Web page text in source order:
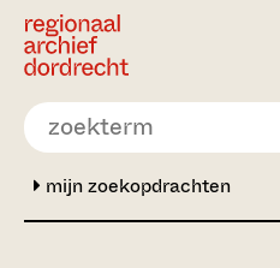
Ga direct naar de inhoud
mijn zoekopdrachten